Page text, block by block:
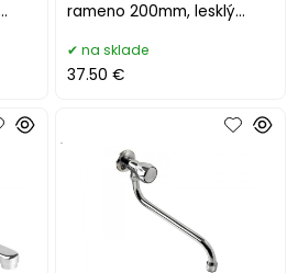
rameno 200mm, lesklý
na sklade
37.50 €